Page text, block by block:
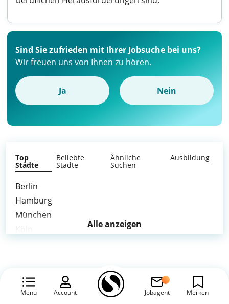
Menü Account Jobagent Merken
Sind Sie zufrieden mit Ihrer Jobsuche bei uns?
Wir freuen uns von Ihnen zu hören.
Ja Nein
Top
Städte
Beliebte
Städte
Ähnliche
Suchen
Ausbildung
Berlin
Hamburg
München
Dortmund
Alle anzeigen